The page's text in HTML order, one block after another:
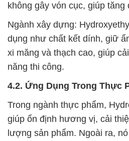
không gây vón cục, giúp tăng
Ngành xây dựng:
dụng như chất kết dính, giữ
xi măng và thạch cao, giúp
năng thi công.
4.2. Ứng Dụng Trong Thực
Trong ngành thực phẩm,
giúp ổn định hương vị, cải
lượng sản phẩm. Ngoài ra,